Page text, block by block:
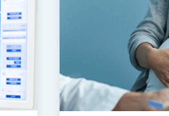
Гинекологическая
ультрасонография
Оценка проходимости маточных
труб
Спирали
Диагностическая гистероскопия